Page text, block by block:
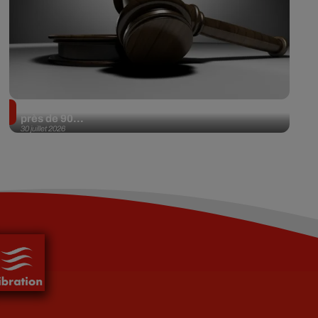
30 juillet 2026
près de 90...